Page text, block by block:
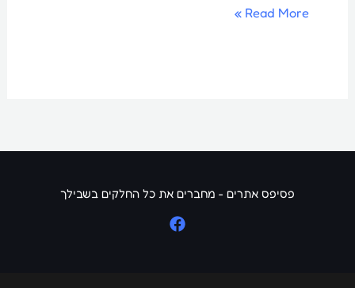
Read More »
פסיפס אתרים - מחברים את כל החלקים בשבילך